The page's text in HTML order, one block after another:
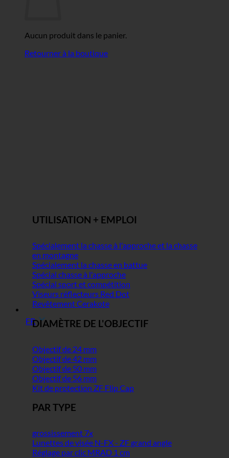
Aucun produit dans le panier.
Retourner à la boutique
FR
UTILISATION + EMPLOI
Spécialement la chasse à l'approche et la chasse
en montagne
Spécialement la chasse en battue
Spécial chasse à l'approche
Spécial sport et compétition
Viseurs réflecteurs Red Dot
Revêtement Cerakote
DIAMÈTRE DE L'OBJECTIF
Objectif de 24 mm
Objectif de 42 mm
Objectif de 50 mm
Objectif de 56 mm
Kit de protection ZF Flip Cap
PAR TYPE
grossissement 7x
Lunettes de visée N-FX - ZF grand angle
Réglage par clic MRAD 1 cm